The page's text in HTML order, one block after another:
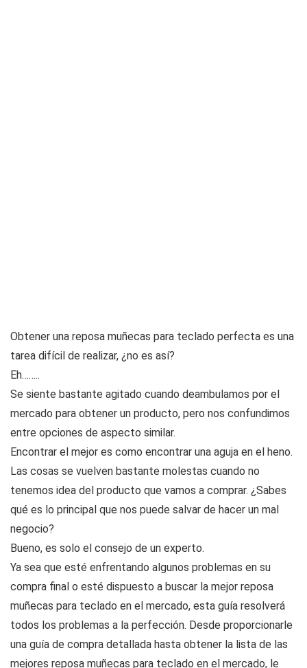
Obtener una reposa muñecas para teclado perfecta es una
tarea difícil de realizar, ¿no es así?
Eh……..
Se siente bastante agitado cuando deambulamos por el
mercado para obtener un producto, pero nos confundimos
entre opciones de aspecto similar.
Encontrar el mejor es como encontrar una aguja en el heno.
Las cosas se vuelven bastante molestas cuando no
tenemos idea del producto que vamos a comprar. ¿Sabes
qué es lo principal que nos puede salvar de hacer un mal
negocio?
Bueno, es solo el consejo de un experto.
Ya sea que esté enfrentando algunos problemas en su
compra final o esté dispuesto a buscar la mejor reposa
muñecas para teclado en el mercado, esta guía resolverá
todos los problemas a la perfección. Desde proporcionarle
una guía de compra detallada hasta obtener la lista de las
mejores reposa muñecas para teclado en el mercado, le